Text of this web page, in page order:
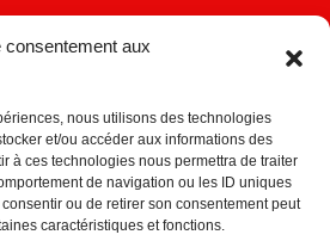
consentement aux
nous utilisons des technologies
et/ou accéder aux informations des
à ces technologies nous permettra de traiter
de navigation ou les ID uniques
ou de retirer son consentement peut
caractéristiques et fonctions.
2091
1840